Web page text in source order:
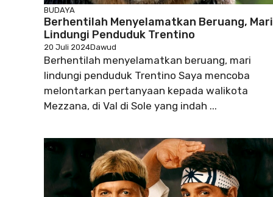
BUDAYA
Berhentilah Menyelamatkan Beruang, Mari
Lindungi Penduduk Trentino
20 Juli 2024Dawud
Berhentilah menyelamatkan beruang, mari
lindungi penduduk Trentino Saya mencoba
melontarkan pertanyaan kepada walikota
Mezzana, di Val di Sole yang indah ...